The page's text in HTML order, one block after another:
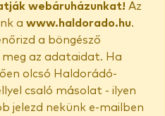
webáruházunkat! Az
a www.haldorado.hu.
a böngésző
az adataidat. Ha
olcsó Haldorádó-
csaló másolat - ilyen
jelezd nekünk e-mailben